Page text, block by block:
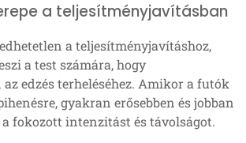
a teljesítményjavításban
a teljesítményjavításhoz,
a test számára, hogy
edzés terheléséhez. Amikor a futók
gyakran erősebben és jobban
fokozott intenzitást és távolságot.